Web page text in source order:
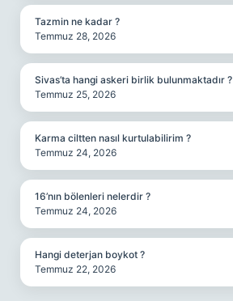
Tazmin ne kadar ?
Temmuz 28, 2026
Sivas’ta hangi askeri birlik bulunmaktadır ?
Temmuz 25, 2026
Karma ciltten nasıl kurtulabilirim ?
Temmuz 24, 2026
16’nın bölenleri nelerdir ?
Temmuz 24, 2026
Hangi deterjan boykot ?
Temmuz 22, 2026